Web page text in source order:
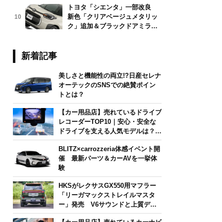
10
トヨタ「シエンタ」一部改良
新色「クリアベージュメタリッ
ク」追加＆ブラックドアミラー
新着記事
美しさと機能性の両立!?日産セレナ
オーテックのSNSでの絶賛ポイン
トとは？
【カー用品店】売れているドライブ
レコーダーTOP10｜安心・安全な
ドライブを支える人気モデルは？
【2026年6月版】
BLITZ×carrozzeria体感イベント開
催 最新パーツ＆カーAVを一挙体
験
HKSがレクサスGX550用マフラー
「リーガマックストレイルマスタ
ー」発売 V6サウンドと上質デザ
インを両立